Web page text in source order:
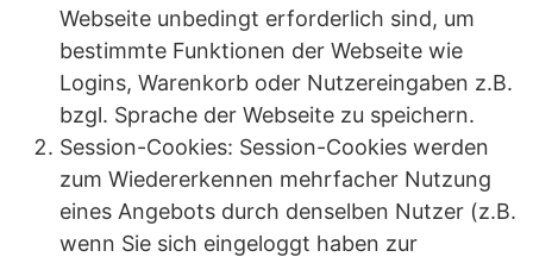
Webseite unbedingt erforderlich sind, um
bestimmte Funktionen der Webseite wie
Logins, Warenkorb oder Nutzereingaben z.B.
bzgl. Sprache der Webseite zu speichern.
Session-Cookies: Session-Cookies werden
zum Wiedererkennen mehrfacher Nutzung
eines Angebots durch denselben Nutzer (z.B.
wenn Sie sich eingeloggt haben zur